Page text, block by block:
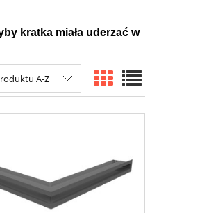
kratka miała uderzać w
A-Z